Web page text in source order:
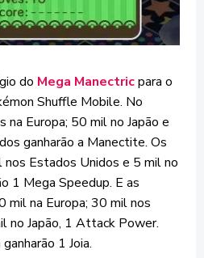
do Mega Manectricpara o
Shuffle Mobile. No
Europa; 50 mil no Japão e
ganharão a Manectite. Os
nos Estados Unidos e 5 mil no
1 Mega Speedup. E as
mil na Europa; 30 mil nos
no Japão, 1 Attack Power.
1 Joia.